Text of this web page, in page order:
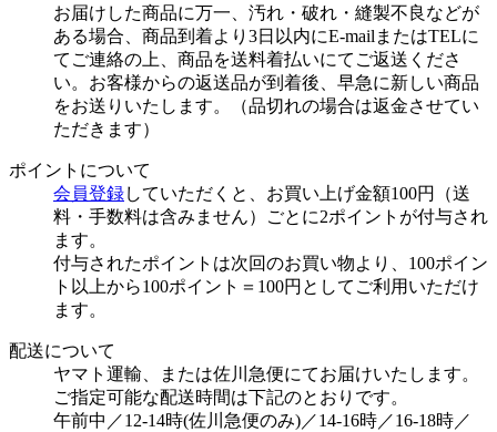
お届けした商品に万一、汚れ・破れ・縫製不良などが
ある場合、商品到着より3日以内にE-mailまたはTELに
てご連絡の上、商品を送料着払いにてご返送くださ
い。お客様からの返送品が到着後、早急に新しい商品
をお送りいたします。（品切れの場合は返金させてい
ただきます）
ポイントについて
会員登録していただくと、お買い上げ金額100円（送
料・手数料は含みません）ごとに2ポイントが付与され
ます。
付与されたポイントは次回のお買い物より、100ポイン
ト以上から100ポイント＝100円としてご利用いただけ
ます。
配送について
ヤマト運輸、または佐川急便にてお届けいたします。
ご指定可能な配送時間は下記のとおりです。
午前中／12-14時(佐川急便のみ)／14-16時／16-18時／